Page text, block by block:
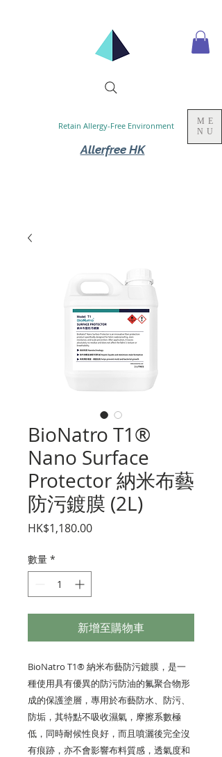
Allerfree HK
Retain Allergy-Free Environment
ME
NU
BioNatro T1®
Nano Surface
Protector 納米布藝
防污鍍膜 (2L)
HK$1,180.00價
數量 *
新增至購物車
BioNatro T1® 納米布藝防污鍍膜，是一
種使用具有優異的防污防油的氟聚合物形
成的保護塗層，專用於布藝防水、防污、
防垢，其特點不吸收濕氣，摩擦系數極
低，同時耐候性良好，而且噴灑後完全沒
有痕跡，亦不會影響布料質感，透氣度和